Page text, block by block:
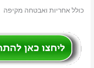
כולל אחריות ואבטחה מקיפה